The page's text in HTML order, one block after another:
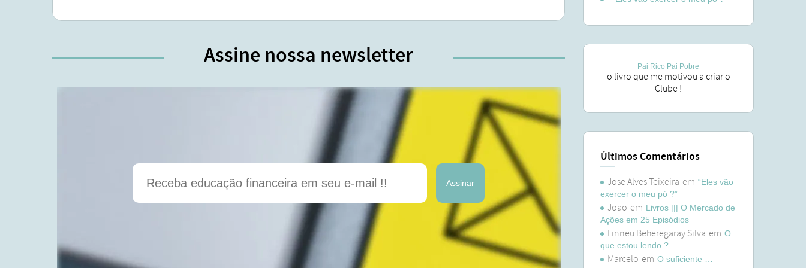
Assine nossa newsletter
Assinar
Pai Rico Pai Pobre
o livro que me motivou a criar o
Clube !
Últimos Comentários
Jose Alves Teixeira em “Eles vão
exercer o meu pó ?”
Joao em Livros ||| O Mercado de
Ações em 25 Episódios
Linneu Beheregaray Silva em O
que estou lendo ?
Marcelo em O suficiente …